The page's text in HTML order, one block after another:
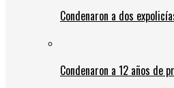
Condenaron a dos
Condenaron a 12 años de